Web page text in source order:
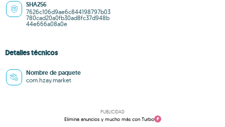
SHA256
7626c106d9ae6c844198797b03
780cad20a0fb30ad8fc37d948b
44e666a08a0e
Detalles técnicos
Nombre de paquete
com.hzay.market
PUBLICIDAD
Elimina anuncios y mucho más con Turbo